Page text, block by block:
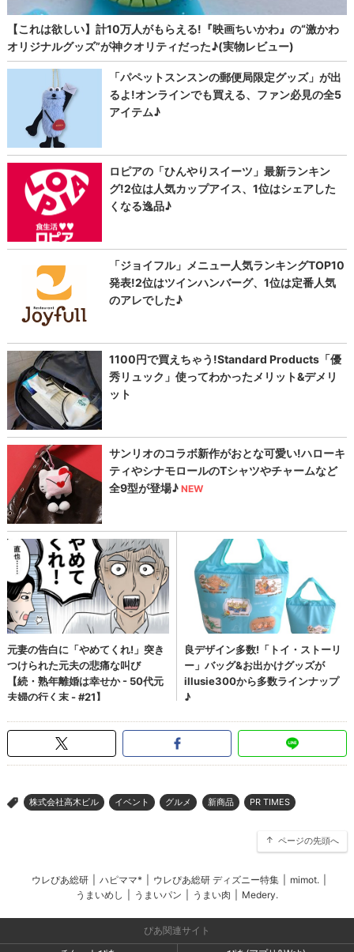
> 株式会社高木ビル イベント グルメ 新商品 PR TIMES
ページの先頭へ
ウレぴあ総研 ハピママ* ウレぴあ総研 ディズニー特集 mimot.
うまいめし
うまいパン うまい肉 Medery.
ぴあ関連サイト